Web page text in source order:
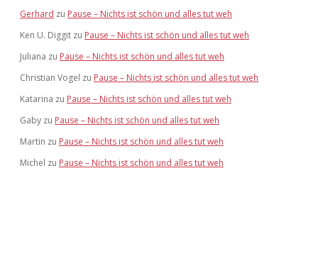
Gerhard zu Pause – Nichts ist schön und alles tut weh
Ken U. Diggit zu Pause – Nichts ist schön und alles tut weh
Juliana zu Pause – Nichts ist schön und alles tut weh
Christian Vogel zu Pause – Nichts ist schön und alles tut weh
Katarina zu Pause – Nichts ist schön und alles tut weh
Gaby zu Pause – Nichts ist schön und alles tut weh
Martin zu Pause – Nichts ist schön und alles tut weh
Michel zu Pause – Nichts ist schön und alles tut weh